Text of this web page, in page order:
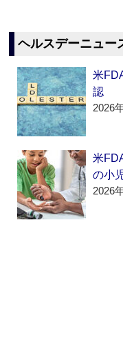
ヘルスデーニュー
米
認
2026
米
の小
2026